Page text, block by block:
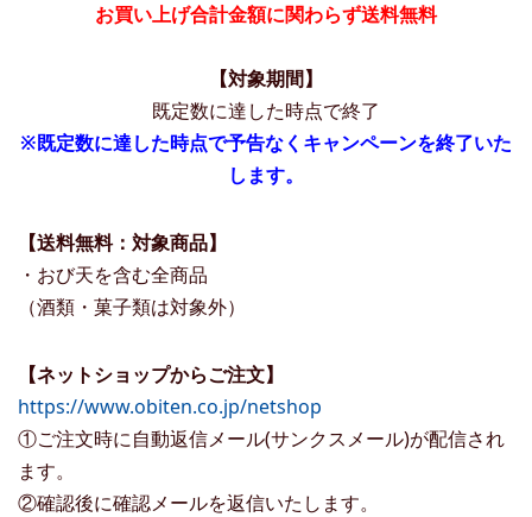
お買い上げ合計金額に関わらず送料無料
【対象期間】
既定数に達した時点で終了
※既定数に達した時点で予告なくキャンペーンを終了いた
します。
【送料無料：対象商品】
・おび天を含む全商品
（酒類・菓子類は対象外）
【ネットショップからご注文】
https://www.obiten.co.jp/netshop
①ご注文時に自動返信メール(サンクスメール)が配信され
ます。
②確認後に確認メールを返信いたします。